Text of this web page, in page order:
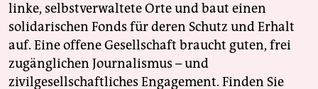
linke, selbstverwaltete Orte und baut einen
solidarischen Fonds für deren Schutz und Erhalt
auf. Eine offene Gesellschaft braucht guten, frei
zugänglichen Journalismus – und
zivilgesellschaftliches Engagement. Finden Sie